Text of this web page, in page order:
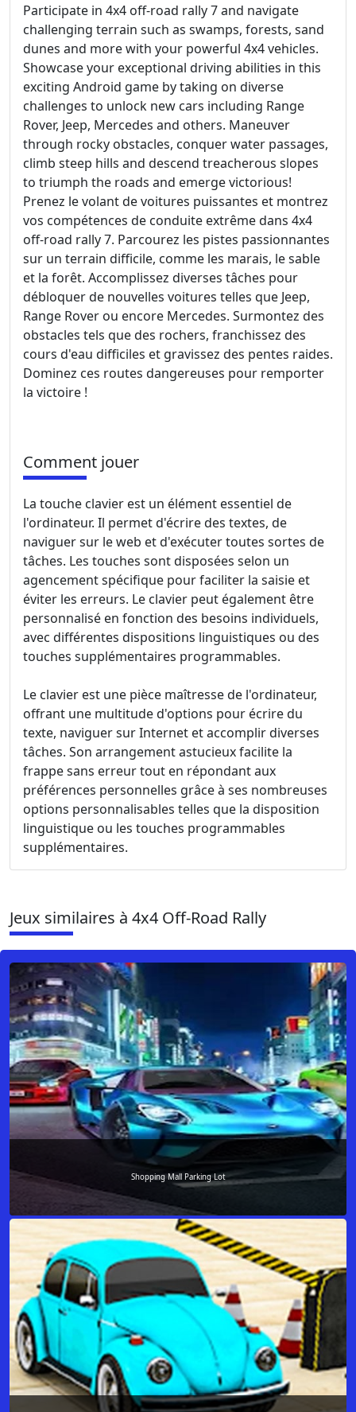
Participate in 4x4 off-road rally 7 and navigate
challenging terrain such as swamps, forests, sand
dunes and more with your powerful 4x4 vehicles.
Showcase your exceptional driving abilities in this
exciting Android game by taking on diverse
challenges to unlock new cars including Range
Rover, Jeep, Mercedes and others. Maneuver
through rocky obstacles, conquer water passages,
climb steep hills and descend treacherous slopes
to triumph the roads and emerge victorious!
Prenez le volant de voitures puissantes et montrez
vos compétences de conduite extrême dans 4x4
off-road rally 7. Parcourez les pistes passionnantes
sur un terrain difficile, comme les marais, le sable
et la forêt. Accomplissez diverses tâches pour
débloquer de nouvelles voitures telles que Jeep,
Range Rover ou encore Mercedes. Surmontez des
obstacles tels que des rochers, franchissez des
cours d'eau difficiles et gravissez des pentes raides.
Dominez ces routes dangereuses pour remporter
la victoire !
Comment jouer
La touche clavier est un élément essentiel de
l'ordinateur. Il permet d'écrire des textes, de
naviguer sur le web et d'exécuter toutes sortes de
tâches. Les touches sont disposées selon un
agencement spécifique pour faciliter la saisie et
éviter les erreurs. Le clavier peut également être
personnalisé en fonction des besoins individuels,
avec différentes dispositions linguistiques ou des
touches supplémentaires programmables.
Le clavier est une pièce maîtresse de l'ordinateur,
offrant une multitude d'options pour écrire du
texte, naviguer sur Internet et accomplir diverses
tâches. Son arrangement astucieux facilite la
frappe sans erreur tout en répondant aux
préférences personnelles grâce à ses nombreuses
options personnalisables telles que la disposition
linguistique ou les touches programmables
supplémentaires.
Jeux similaires à 4x4 Off-Road Rally
Shopping Mall Parking Lot